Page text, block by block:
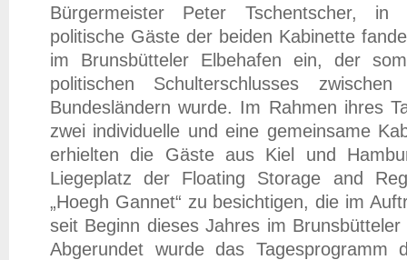
Bürgermeister Peter Tschentscher,
politische Gäste der beiden Kabinette
im Brunsbütteler Elbehafen ein, der
politischen Schulterschlusses
Bundesländern wurde. Im Rahmen ihres
zwei individuelle und eine gemeinsame
erhielten die Gäste aus Kiel und
Liegeplatz der Floating Storage and
„Hoegh Gannet“ zu besichtigen, die im
seit Beginn dieses Jahres im
Abgerundet wurde das Tagesprogramm